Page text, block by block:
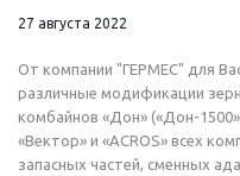
27 августа 2022
От компании "ГЕРМЕС" для Вас
различные модификации
комбайнов «Дон» («Дон-
«Вектор» и «ACROS» всех
запасных частей, сменных